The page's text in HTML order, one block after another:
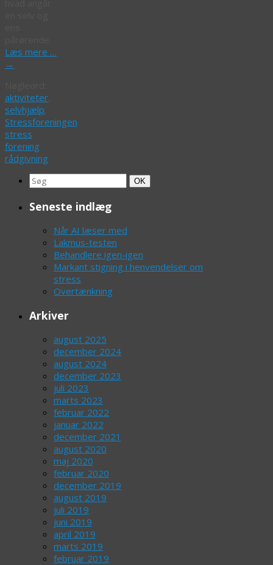
Læs mere …
→
aktiviteter
selvhjælp
Stressforeningen
stress
forening
rådgivning
Search
for:
Søg
OK
Seneste indlæg
Når AI læser med
Lakmus-testen
Behandlere igen-igen
Markant stigning i henvendelser om
stress
Overtænkning
Arkiver
august 2025
december 2024
august 2024
december 2023
juli 2023
marts 2023
februar 2022
januar 2022
december 2021
august 2020
maj 2020
februar 2020
december 2019
august 2019
juli 2019
juni 2019
april 2019
marts 2019
februar 2019